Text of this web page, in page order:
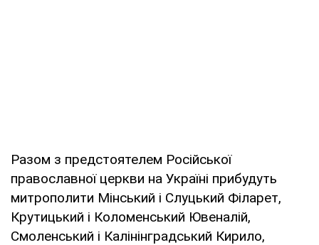
Разом з предстоятелем Російської
православної церкви на Україні прибудуть
митрополити Мінський і Слуцький Філарет,
Крутицький і Коломенський Ювеналій,
Смоленський і Калінінградський Кирило,